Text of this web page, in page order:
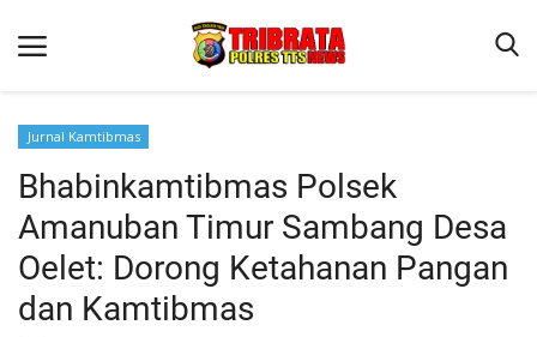
Beranda
Terms & Conditions
Reskrim
Binkam
Jurnal Kamtibmas
Bhabinkamtibmas Polsek
Amanuban Timur Sambang Desa
Oelet: Dorong Ketahanan Pangan
dan Kamtibmas